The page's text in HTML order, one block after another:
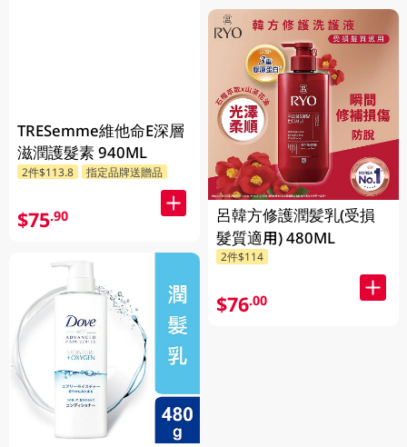
TRESemme維他命E深層
滋潤護髮素 940ML
2件$113.8 指定品牌送贈品
$75.90
呂韓方修護潤髪乳(受損
髮質適用) 480ML
2件$114
$76.00